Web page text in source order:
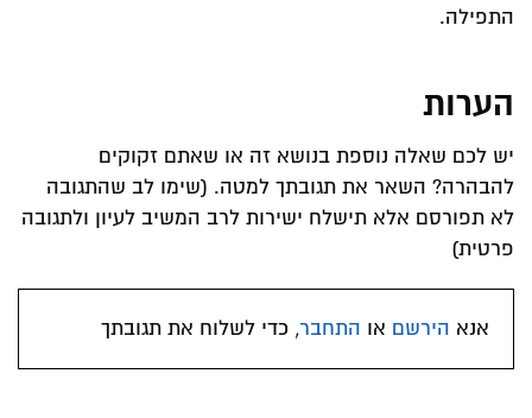
התפילה.
הערות
יש לכם שאלה נוספת בנושא זה או שאתם זקוקים
להבהרה? השאר את תגובתך למטה. (שימו לב שהתגובה
לא תפורסם אלא תישלח ישירות לרב המשיב לעיון ולתגובה
פרטית)
אנא הירשם או התחבר, כדי לשלוח את תגובתך